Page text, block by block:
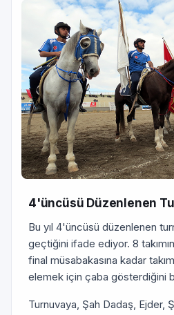
4'üncüsü Düzenlenen
Bu yıl 4'üncüsü düzenlenen
geçtiğini ifade ediyor. 8 takımın
final müsabakasına kadar
elemek için çaba gösterdiğini
Turnuvaya, Şah Dadaş, Ejder,